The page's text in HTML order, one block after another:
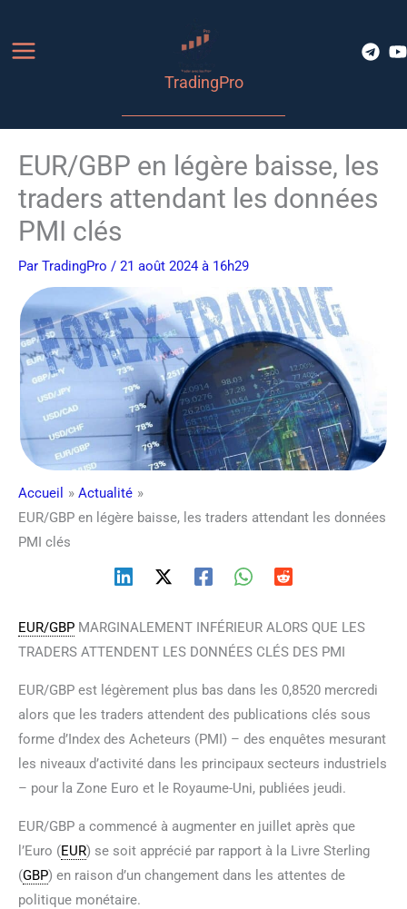
contenu
TradingPro
EUR/GBP en légère baisse, les
traders attendant les données
PMI clés
Par TradingPro / 21 août 2024 à 16h29
Accueil
Actualité
EUR/GBP en légère baisse, les traders attendant les données
PMI clés
EUR/GBP MARGINALEMENT INFÉRIEUR ALORS QUE LES
TRADERS ATTENDENT LES DONNÉES CLÉS DES PMI
EUR/GBP est légèrement plus bas dans les 0,8520 mercredi
alors que les traders attendent des publications clés sous
forme d’Index des Acheteurs (PMI) – des enquêtes mesurant
les niveaux d’activité dans les principaux secteurs industriels
– pour la Zone Euro et le Royaume-Uni, publiées jeudi.
EUR/GBP a commencé à augmenter en juillet après que
l’Euro (EUR) se soit apprécié par rapport à la Livre Sterling
(GBP) en raison d’un changement dans les attentes de
politique monétaire.